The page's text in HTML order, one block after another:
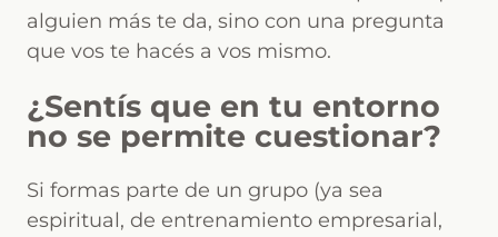
alguien más te da, sino con una pregunta
que vos te hacés a vos mismo.
¿Sentís que en tu entorno
no se permite cuestionar?
Si formas parte de un grupo (ya sea
espiritual, de entrenamiento empresarial,